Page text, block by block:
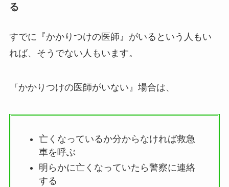
る
すでに『かかりつけの医師』がいるという人もい
れば、そうでない人もいます。
『かかりつけの医師がいない』場合は、
亡くなっているか分からなければ救急
車を呼ぶ
明らかに亡くなっていたら警察に連絡
する